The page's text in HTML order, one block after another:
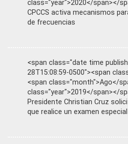
class="year">2020</span></
CPCCS activa mecanismos
de frecuencias
<span class="date time
28T15:08:59-0500"><span
<span class="month">Ago</
class="year">2019</span></
Presidente Christian Cruz
que realice un examen especial